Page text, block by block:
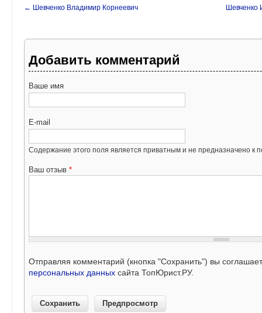
← Шевченко Владимир Корнеевич Шевченко
Добавить комментарий
Ваше имя
E-mail
Содержание этого поля является приватным и не предназначено к
Ваш отзыв *
Отправляя комментарий (кнопка "Сохранить") вы
персональных данных сайта ТопЮрист.РУ.